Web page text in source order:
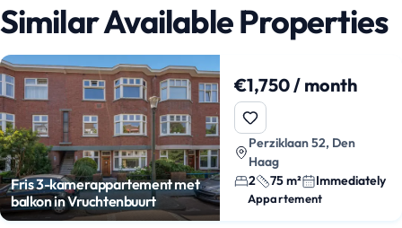
Similar Available Properties
Fris 3-kamerappartement met
balkon in Vruchtenbuurt
€1,750 / month
Perziklaan 52, Den
Haag
2
75 m² Immediately
Appartement